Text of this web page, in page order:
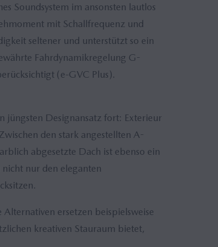
Soundsystem im ansonsten lautlos
mit Schallfrequenz und
seltener und unterstützt so ein
Fahrdynamikregelung G-
(e-GVC Plus).
jüngsten Designansatz fort: Exterieur
den stark angestellten A-
abgesetzte Dach ist ebenso ein
nur den eleganten
ersetzen beispielsweise
kreativen Stauraum bietet,